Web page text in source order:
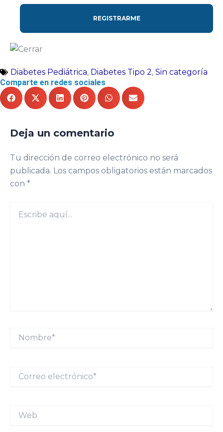
Diabetes Pediátrica, Diabetes Tipo 2, Sin categoría
Comparte en redes sociales
Deja un comentario
Tu dirección de correo electrónico no será
publicada. Los campos obligatorios están marcados
con *
aquí...
Nombre*
electrónico*